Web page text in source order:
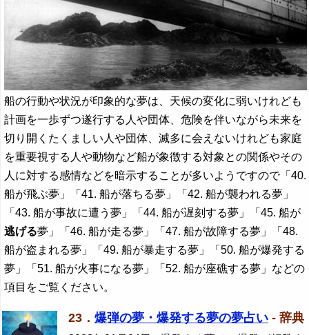
船の行動や状況が印象的な夢は、天候の変化に弱いけれども
計画を一歩ずつ遂行する人や団体、危険を伴いながら未来を
切り開くたくましい人や団体、滅多に会えないけれども家庭
を重要視する人や動物など船が象徴する対象との関係やその
人に対する感情などを暗示することが多いようですので「40.
船が飛ぶ夢」「41. 船が落ちる夢」「42. 船が襲われる夢」
「43. 船が事故に遭う夢」「44. 船が遅刻する夢」「45. 船が
逃げる夢」「46. 船が走る夢」「47. 船が故障する夢」「48.
船が盗まれる夢」「49. 船が暴走する夢」「50. 船が爆発する
夢」「51. 船が火事になる夢」「52. 船が座礁する夢」などの
項目をご覧ください。
23． 爆弾の夢・爆発する夢の夢占い - 辞典